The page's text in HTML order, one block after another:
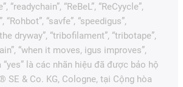
“readychain”, “ReBeL”, “ReCyycle”,
“Rohbot”, “savfe”, “speedigus”,
dryway”, “tribofilament”, “tribotape”,
“when it moves, igus improves”,
“yes” là các nhãn hiệu đã được bảo hộ
SE & Co. KG, Cologne, tại Cộng hòa